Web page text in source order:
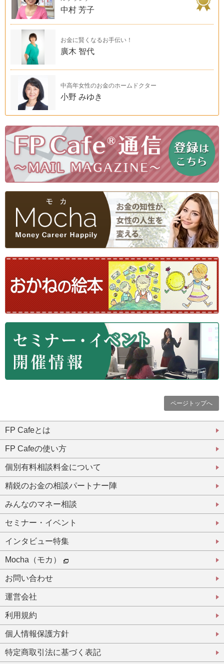
中村 芳子
お金に賢くなるお手伝い！
廣木 智代
中高年女性のお金のホームドクター
小野 みゆき
ページトップへ
FP Cafeとは
FP Cafeの使い方
個別有料相談料金について
精鋭のお金の相談パートナー陣
みんなのマネー相談
セミナー・イベント
インタビュー特集
Mocha（モカ）
お問い合わせ
運営会社
利用規約
個人情報保護方針
特定商取引法に基づく表記